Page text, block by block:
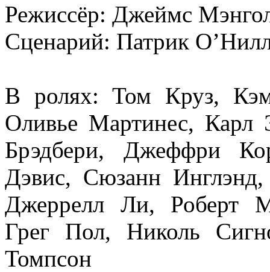
Режиссёр: Джеймс
Сценарий: Патрик
В ролях: Том Круз,
Оливье Мартинес, Карл
Брэдбери, Джеффри
Дэвис, Сюзанн
Джеррелл Ли, Роберт
Грег Пол, Николь
Томпсон